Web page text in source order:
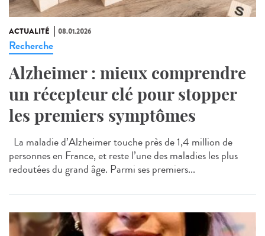
ACTUALITÉ 08.01.2026
Recherche
Alzheimer : mieux comprendre
un récepteur clé pour stopper
les premiers symptômes
La maladie d’Alzheimer touche près de 1,4 million de
personnes en France, et reste l’une des maladies les plus
redoutées du grand âge. Parmi ses premiers...